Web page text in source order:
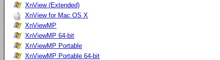
XnView (Extended)
XnView for Mac OS X
XnViewMP
XnViewMP 64-bit
XnViewMP Portable
XnViewMP Portable 64-bit